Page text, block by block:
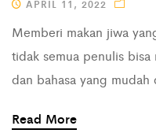
APRIL 11, 2022
Memberi makan jiwa
tidak semua penulis
dan bahasa yang
Read More